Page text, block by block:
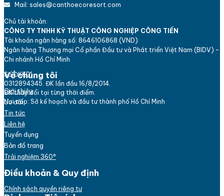
Mail: sales@canthoecoresort.com
Chủ tài khoản:
CÔNG TY TNHH KỸ THUẬT CÔNG NGHIỆP CÔNG TIẾN
Tài khoản ngân hàng số: 8646106868 (VND)
Ngân hàng Thương mại Cổ phần Đầu tư và Phát triển Việt Nam (BIDV) -
Chi nhánh Hồ Chí Minh
Số ĐKKD:
0312894345. ĐK lần đầu 16/8/2014.
ĐK thay đổi tại từng thời điểm.
Nơi cấp: Sở kế hoạch và đầu tư thành phố Hồ Chí Minh
Về chúng tôi
Giới thiệu
Ưu đãi
Tin tức
Liên hệ
Tuyển dụng
Bản đồ trang
Trải nghiệm 360°
Điều khoản & Quy định
Chính sách quyền riêng tư